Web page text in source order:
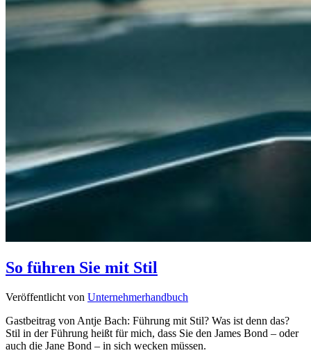
So führen Sie mit Stil
Veröffentlicht von Unternehmerhandbuch
Gastbeitrag von Antje Bach: Führung mit Stil? Was ist denn das?
Stil in der Führung heißt für mich, dass Sie den James Bond – oder
auch die Jane Bond – in sich wecken müssen.